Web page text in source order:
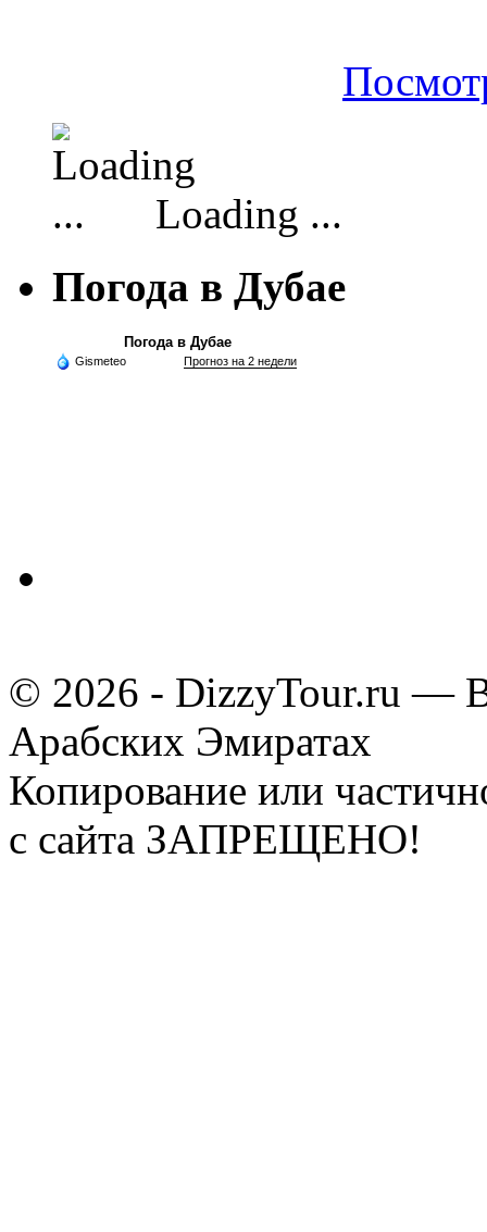
Loading ...
Погода в Дубае
Погода в Дубае
Gismeteo Прогноз на 2 недели
© 2026 - DizzyTour.ru —
Арабских Эмиратах
Копирование или
с сайта ЗАПРЕЩЕНО!